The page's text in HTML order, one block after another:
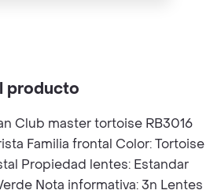
producto
Club master tortoise RB3016
Familia frontal Color: Tortoise
Propiedad lentes: Estandar
Nota informativa: 3n Lentes